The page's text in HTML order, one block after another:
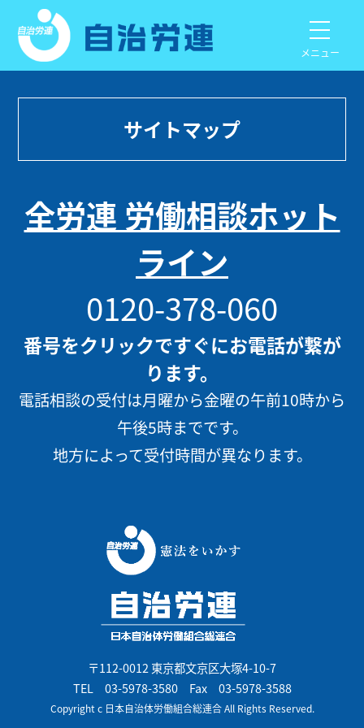
メニュー
サイトマップ
全労連 労働相談ホット
ライン
0120-378-060
番号をクリックですぐにお電話が繋が
ります。
電話相談の受付は月曜から金曜の午前10時から
午後5時までです。
地方によって受付時間が異なります。
〒112-0012 東京都文京区大塚4-10-7
TEL 03-5978-3580Fax 03-5978-3588
Copyright c 日本自治体労働組合総連合 All Rights Reserved.